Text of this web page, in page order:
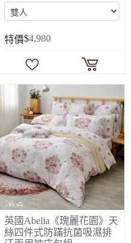
特價$4,980
英國Abelia《瑰麗花園》天
絲四件式防蹣抗菌吸濕排